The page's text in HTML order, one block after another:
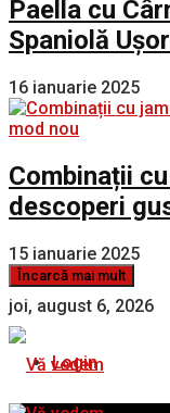
Paella cu
Spaniolă
16 ianuarie 2025
Combinații
descoperi
15 ianuarie 2025
Încarcă mai mult
joi, august 6, 2026
Login